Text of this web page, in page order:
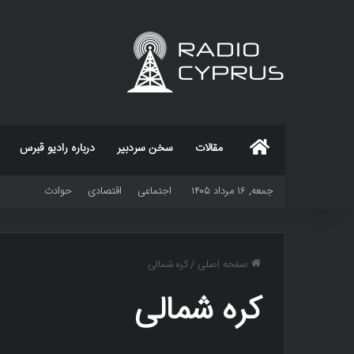
مقالات سخن سردبیر درباره رادیو قبرس
جمعه, ۱۶ مرداد ۱۴۰۵ اجتماعی اقتصادی حوادث
صفحه اصلی /کره شمالی
کره شمالی